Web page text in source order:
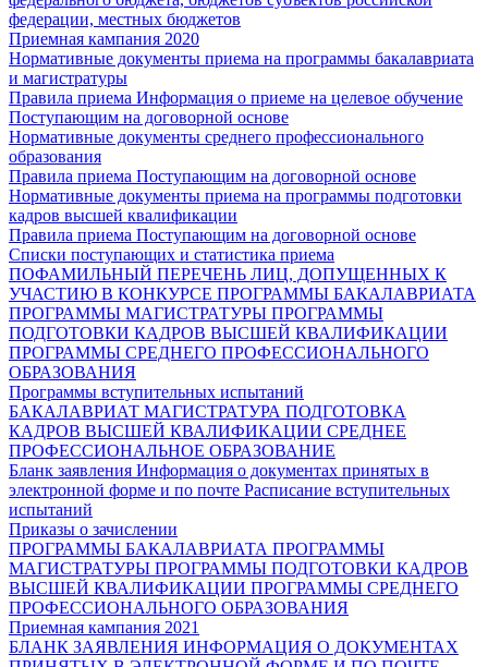
федерации, местных бюджетов
Приемная кампания 2020
Нормативные документы приема на программы бакалавриата
и магистратуры
Правила приема Информация о приеме на целевое обучение
Поступающим на договорной основе
Нормативные документы среднего профессионального
образования
Правила приема Поступающим на договорной основе
Нормативные документы приема на программы подготовки
кадров высшей квалификации
Правила приема Поступающим на договорной основе
Списки поступающих и статистика приема
ПОФАМИЛЬНЫЙ ПЕРЕЧЕНЬ ЛИЦ, ДОПУЩЕННЫХ К
УЧАСТИЮ В КОНКУРСЕ ПРОГРАММЫ БАКАЛАВРИАТА
ПРОГРАММЫ МАГИСТРАТУРЫ ПРОГРАММЫ
ПОДГОТОВКИ КАДРОВ ВЫСШЕЙ КВАЛИФИКАЦИИ
ПРОГРАММЫ СРЕДНЕГО ПРОФЕССИОНАЛЬНОГО
ОБРАЗОВАНИЯ
Программы вступительных испытаний
БАКАЛАВРИАТ МАГИСТРАТУРА ПОДГОТОВКА
КАДРОВ ВЫСШЕЙ КВАЛИФИКАЦИИ СРЕДНЕЕ
ПРОФЕССИОНАЛЬНОЕ ОБРАЗОВАНИЕ
Бланк заявления Информация о документах принятых в
электронной форме и по почте Расписание вступительных
испытаний
Приказы о зачислении
ПРОГРАММЫ БАКАЛАВРИАТА ПРОГРАММЫ
МАГИСТРАТУРЫ ПРОГРАММЫ ПОДГОТОВКИ КАДРОВ
ВЫСШЕЙ КВАЛИФИКАЦИИ ПРОГРАММЫ СРЕДНЕГО
ПРОФЕССИОНАЛЬНОГО ОБРАЗОВАНИЯ
Приемная кампания 2021
БЛАНК ЗАЯВЛЕНИЯ ИНФОРМАЦИЯ О ДОКУМЕНТАХ